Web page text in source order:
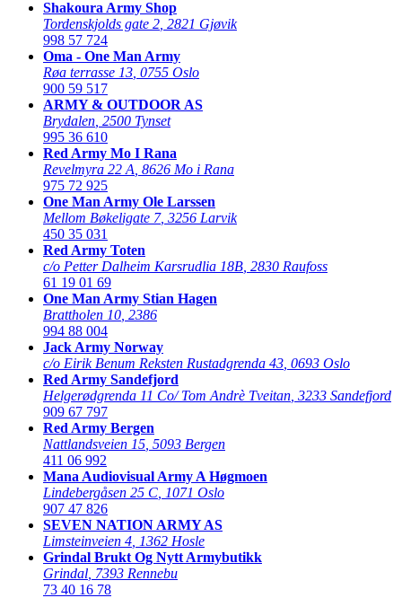
Shakoura Army Shop
Tordenskjolds gate 2 2821 Gjøvik
998 57 724
Oma - One Man Army
Røa terrasse 13 0755 Oslo
900 59 517
ARMY & OUTDOOR AS
Brydalen 2500 Tynset
995 36 610
Red Army Mo I Rana
Revelmyra 22 A 8626 Mo i Rana
975 72 925
One Man Army Ole Larssen
Mellom Bøkeligate 7, 3256 Larvik
450 35 031
Red Army Toten
c/o Petter Dalheim Karsrudlia 18B 2830 Raufoss
61 19 01 69
One Man Army Stian Hagen
Brattholen 10 2386
994 88 004
Jack Army Norway
c/o Eirik Benum Reksten Rustadgrenda 43 0693 Oslo
Red Army Sandefjord
Helgerødgrenda 11 Co/ Tom Andrè Tveitan 3233 Sandefjord
909 67 797
Red Army Bergen
Nattlandsveien 15 5093 Bergen
411 06 992
Mana Audiovisual Army A Høgmoen
Lindebergåsen 25 C 1071 Oslo
907 47 826
SEVEN NATION ARMY AS
Limsteinveien 4 1362 Hosle
Grindal Brukt Og Nytt Armybutikk
Grindal 7393 Rennebu
73 40 16 78